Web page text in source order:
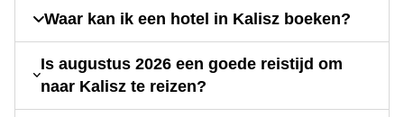
Waar kan ik een hotel in Kalisz boeken?
Is augustus 2026 een goede reistijd om
naar Kalisz te reizen?